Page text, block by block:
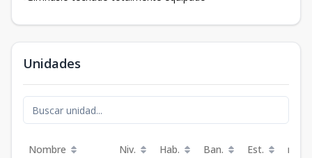
Unidades
Nombre Niv. Hab. Ban. Est. m²